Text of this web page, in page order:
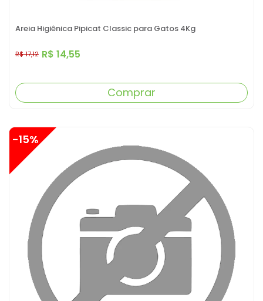
Areia Higiênica Pipicat Classic para Gatos 4Kg
R$ 14,55
R$ 17,12
Comprar
-15%